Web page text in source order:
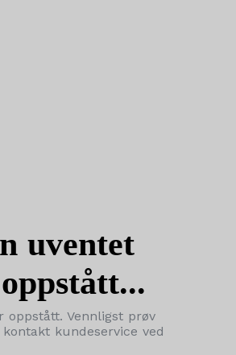
uventet
oppstått. Vennligst prøv
kundeservice ved